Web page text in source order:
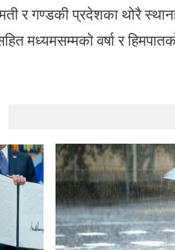
र गण्डकी प्रदेशका थोरै
मध्यमसम्मको वर्षा र